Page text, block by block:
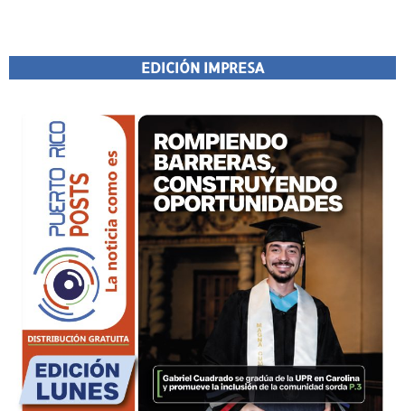
EDICIÓN IMPRESA